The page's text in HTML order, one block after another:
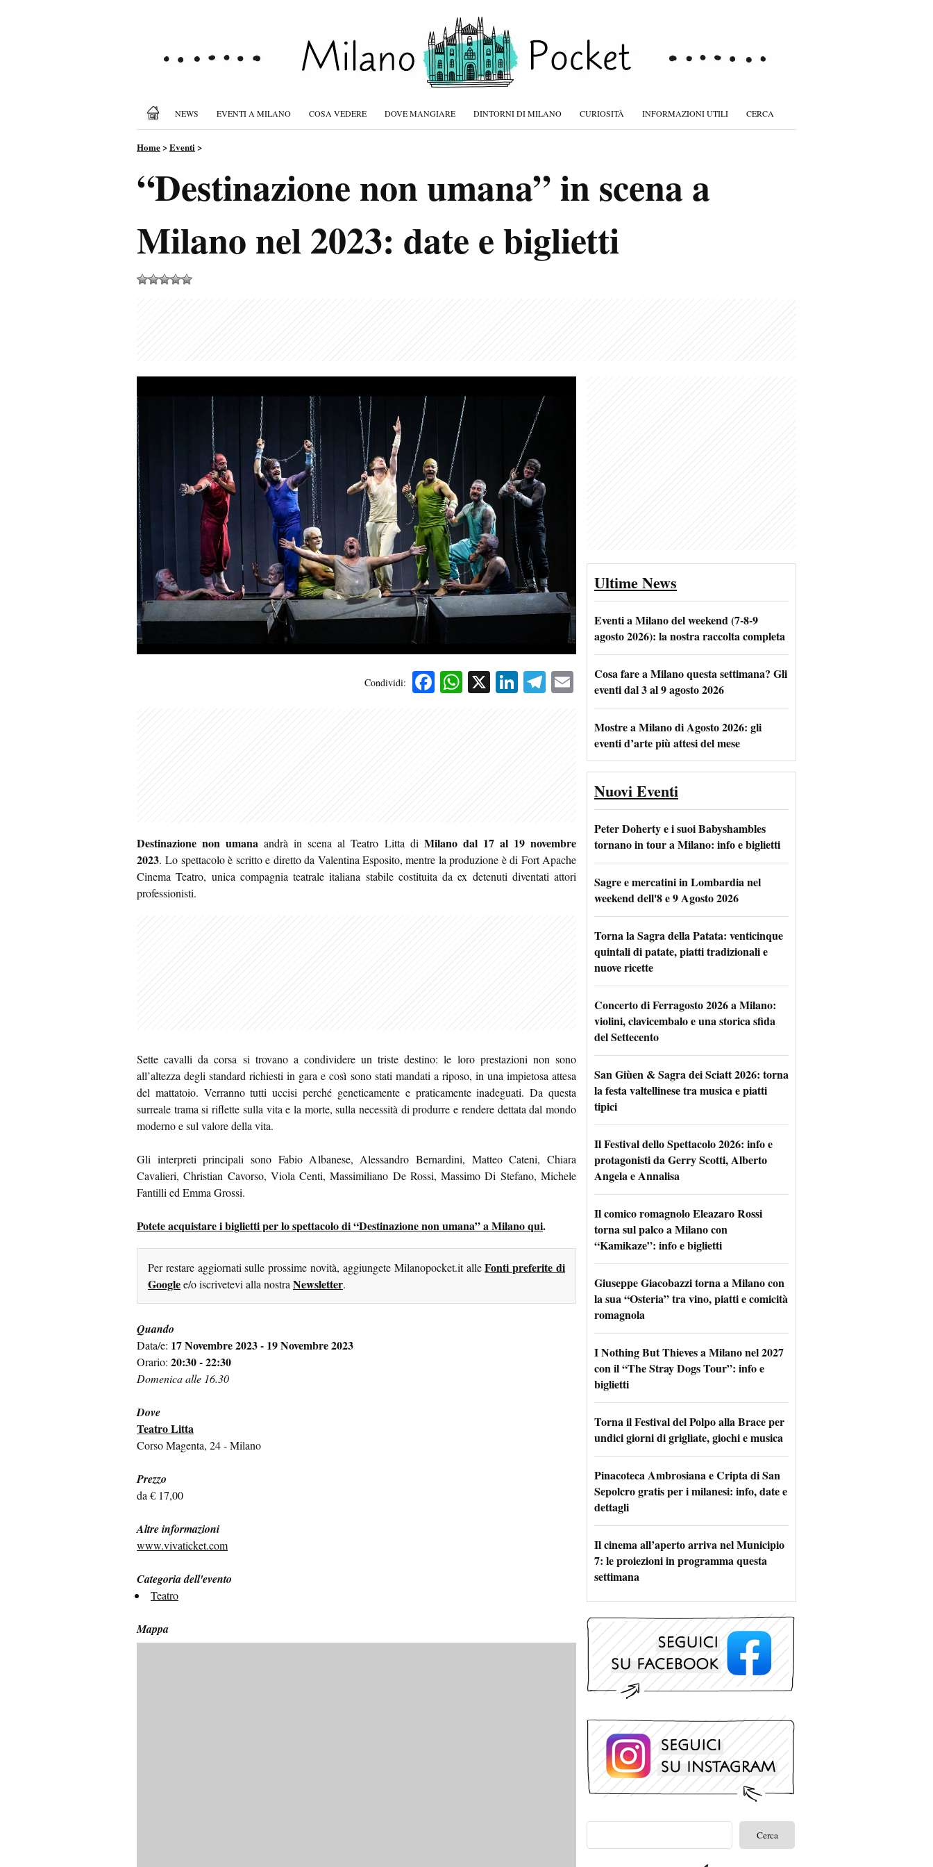
NEWS EVENTI A MILANO COSA VEDERE DOVE MANGIARE DINTORNI DI MILANO CURIOSITÀ INFORMAZIONI UTILI CERCA
Home>Eventi>
“Destinazione non umana” in scena a
Milano nel 2023: date e biglietti
Condividi: Facebook
WhatsApp
X LinkedIn
Telegram
Email
Destinazione non umana andrà in scena al Teatro Litta di Milano dal 17 al 19 novembre
2023. Lo spettacolo è scritto e diretto da Valentina Esposito, mentre la produzione è di Fort Apache
Cinema Teatro, unica compagnia teatrale italiana stabile costituita da ex detenuti diventati attori
professionisti.
Sette cavalli da corsa si trovano a condividere un triste destino: le loro prestazioni non sono
all’altezza degli standard richiesti in gara e così sono stati mandati a riposo, in una impietosa attesa
del mattatoio. Verranno tutti uccisi perché geneticamente e praticamente inadeguati. Da questa
surreale trama si riflette sulla vita e la morte, sulla necessità di produrre e rendere dettata dal mondo
moderno e sul valore della vita.
Gli interpreti principali sono Fabio Albanese, Alessandro Bernardini, Matteo Cateni, Chiara
Cavalieri, Christian Cavorso, Viola Centi, Massimiliano De Rossi, Massimo Di Stefano, Michele
Fantilli ed Emma Grossi.
Potete acquistare i biglietti per lo spettacolo di “Destinazione non umana” a Milano qui.
Per restare aggiornati sulle prossime novità, aggiungete Milanopocket.it alleFonti preferite di
Googlee/o iscrivetevi alla nostraNewsletter.
Quando
Data/e: 17 Novembre 2023 - 19 Novembre 2023
Orario: 20:30 - 22:30
Domenica alle 16.30
Dove
Teatro Litta
Corso Magenta, 24 - Milano
Prezzo
da € 17,00
Altre informazioni
www.vivaticket.com
Categoria dell'evento
Teatro
Mappa
Ultime News
Eventi a Milano del weekend (7-8-9
agosto 2026): la nostra raccolta completa
Cosa fare a Milano questa settimana? Gli
eventi dal 3 al 9 agosto 2026
Mostre a Milano di Agosto 2026: gli
eventi d’arte più attesi del mese
Nuovi Eventi
Peter Doherty e i suoi Babyshambles
tornano in tour a Milano: info e biglietti
Sagre e mercatini in Lombardia nel
weekend dell'8 e 9 Agosto 2026
Torna la Sagra della Patata: venticinque
quintali di patate, piatti tradizionali e
nuove ricette
Concerto di Ferragosto 2026 a Milano:
violini, clavicembalo e una storica sfida
del Settecento
San Giùen & Sagra dei Sciatt 2026: torna
la festa valtellinese tra musica e piatti
tipici
Il Festival dello Spettacolo 2026: info e
protagonisti da Gerry Scotti, Alberto
Angela e Annalisa
Il comico romagnolo Eleazaro Rossi
torna sul palco a Milano con
“Kamikaze”: info e biglietti
Giuseppe Giacobazzi torna a Milano con
la sua “Osteria” tra vino, piatti e comicità
romagnola
I Nothing But Thieves a Milano nel 2027
con il “The Stray Dogs Tour”: info e
biglietti
Torna il Festival del Polpo alla Brace per
undici giorni di grigliate, giochi e musica
Pinacoteca Ambrosiana e Cripta di San
Sepolcro gratis per i milanesi: info, date e
dettagli
Il cinema all’aperto arriva nel Municipio
7: le proiezioni in programma questa
settimana